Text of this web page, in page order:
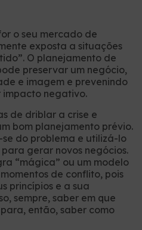
o seu mercado de
exposta a situações
O planejamento de
preservar um negócio,
e imagem e prevenindo
negativo.
de driblar a crise e
bom planejamento prévio.
do problema e utilizá-lo
gerar novos negócios.
“mágica” ou um modelo
de conflito, pois
princípios e a sua
sempre, saber em que
então, saber como